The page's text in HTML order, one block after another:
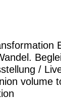
/
volume